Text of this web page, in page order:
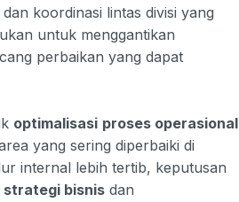
koordinasi lintas divisi yang
untuk menggantikan
perbaikan yang dapat
optimalisasi proses operasional
yang sering diperbaiki di
internal lebih tertib, keputusan
strategi bisnis dan